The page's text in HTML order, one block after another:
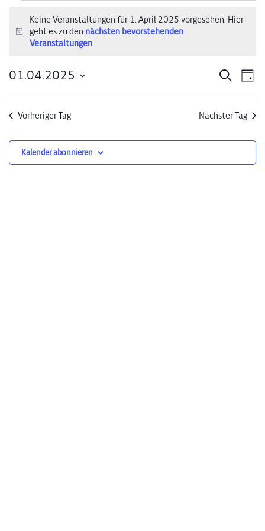
Veranstaltungen
für
2025
Hinweis
Keine Veranstaltungen für 1. April 2025 vorgesehen. Hier
geht es zu den nächsten bevorstehenden
Veranstaltungen.
Suche
und
Suche
Tag
01.04.2025
Vorheriger Tag
Nächster Tag
Kalender abonnieren